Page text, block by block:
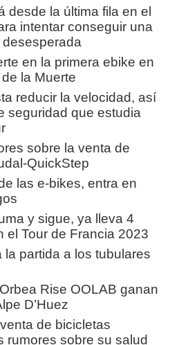
desde la última fila en el
intentar conseguir una
en la primera ebike en
la Muerte
reducir la velocidad, así
seguridad que estudia
sobre la venta de
QuickStep
las e-bikes, entra en
y sigue, ya lleva 4
el Tour de Francia 2023
la partida a los tubulares
Rise OOLAB ganan
D’Huez
de bicicletas
rumores sobre su salud